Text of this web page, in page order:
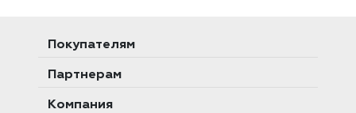
Покупателям
Партнерам
Компания